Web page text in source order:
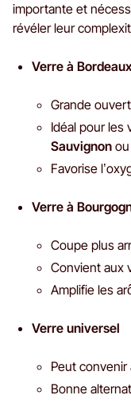
importante et
révéler leur
Verre à Bordeaux
Grande
Idéal pour les
Sauvignon
Favorise
Verre à
Coupe plus
Convient aux
Amplifie les
Verre universel
Peut
Bonne